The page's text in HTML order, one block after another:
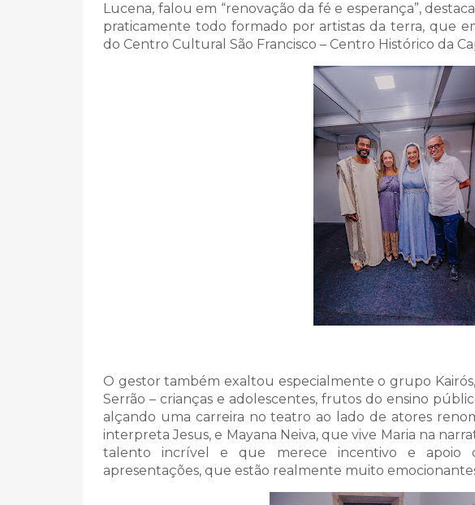
Lucena, falou em “renovação da fé e esperança”,
praticamente todo formado por artistas da terra, que
do Centro Cultural São Francisco – Centro Histórico da
O gestor também exaltou especialmente o grupo
Serrão – crianças e adolescentes, frutos do ensino
alçando uma carreira no teatro ao lado de atores
interpreta Jesus, e Mayana Neiva, que vive Maria na
talento incrível e que merece incentivo e apoio
apresentações, que estão realmente muito